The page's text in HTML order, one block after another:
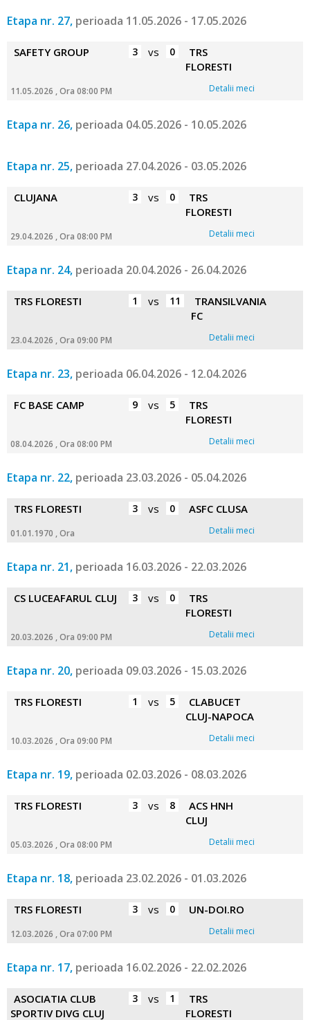
Etapa nr. 27, perioada 11.05.2026 - 17.05.2026
SAFETY GROUP 3 vs 0
TRS
FLORESTI
11.05.2026 , Ora 08:00 PM Detalii meci
Etapa nr. 26, perioada 04.05.2026 - 10.05.2026
Etapa nr. 25, perioada 27.04.2026 - 03.05.2026
CLUJANA 3 vs 0
TRS
FLORESTI
29.04.2026 , Ora 08:00 PM Detalii meci
Etapa nr. 24, perioada 20.04.2026 - 26.04.2026
TRS FLORESTI 1 vs 11
TRANSILVANIA
FC
23.04.2026 , Ora 09:00 PM Detalii meci
Etapa nr. 23, perioada 06.04.2026 - 12.04.2026
FC BASE CAMP 9 vs 5
TRS
FLORESTI
08.04.2026 , Ora 08:00 PM Detalii meci
Etapa nr. 22, perioada 23.03.2026 - 05.04.2026
TRS FLORESTI 3 vs 0 ASFC CLUSA
01.01.1970 , Ora Detalii meci
Etapa nr. 21, perioada 16.03.2026 - 22.03.2026
CS LUCEAFARUL CLUJ 3 vs 0
TRS
FLORESTI
20.03.2026 , Ora 09:00 PM Detalii meci
Etapa nr. 20, perioada 09.03.2026 - 15.03.2026
TRS FLORESTI 1 vs 5
CLABUCET
CLUJ-NAPOCA
10.03.2026 , Ora 09:00 PM Detalii meci
Etapa nr. 19, perioada 02.03.2026 - 08.03.2026
TRS FLORESTI 3 vs 8
ACS HNH
CLUJ
05.03.2026 , Ora 08:00 PM Detalii meci
Etapa nr. 18, perioada 23.02.2026 - 01.03.2026
TRS FLORESTI 3 vs 0 UN-DOI.RO
12.03.2026 , Ora 07:00 PM Detalii meci
Etapa nr. 17, perioada 16.02.2026 - 22.02.2026
ASOCIATIA CLUB
SPORTIV DIVG CLUJ
3 vs 1
TRS
FLORESTI